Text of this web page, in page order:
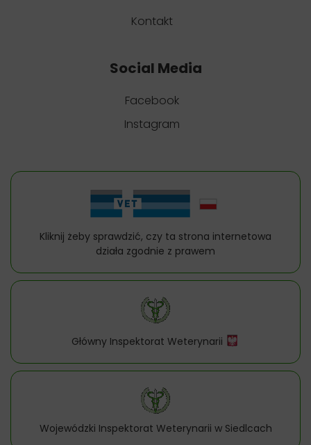
Kontakt
Social Media
Facebook
Instagram
Kliknij żeby sprawdzić, czy ta strona internetowa
działa zgodnie z prawem
Główny Inspektorat Weterynarii
Wojewódzki Inspektorat Weterynarii w Siedlcach